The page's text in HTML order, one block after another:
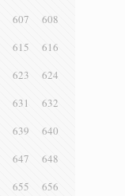
607
608
615
616
623
624
631
632
639
640
647
648
655
656